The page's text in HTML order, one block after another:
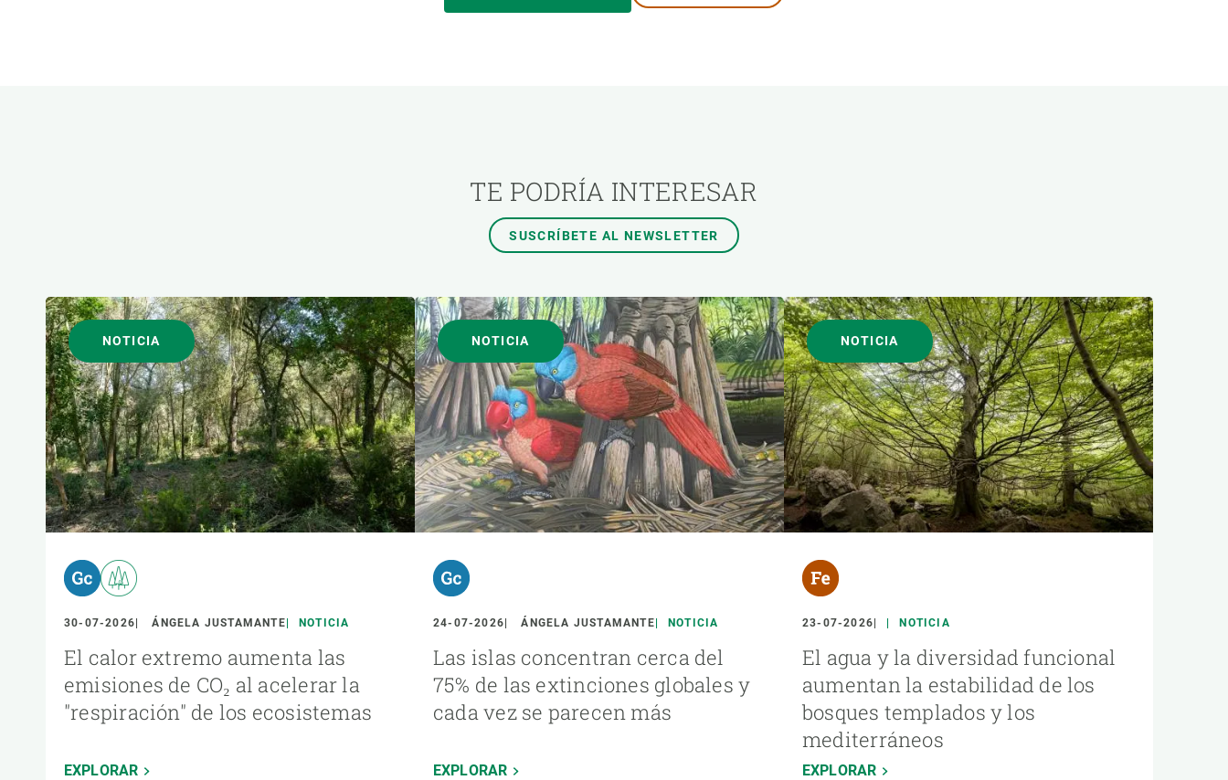
TE PODRÍA INTERESAR
SUSCRÍBETE AL NEWSLETTER
NOTICIA
30-07-2026 ÁNGELA JUSTAMANTE NOTICIA
El calor extremo aumenta las
emisiones de CO₂ al acelerar la
"respiración" de los ecosistemas
EXPLORAR
NOTICIA
24-07-2026 ÁNGELA JUSTAMANTE NOTICIA
Las islas concentran cerca del
75% de las extinciones globales y
cada vez se parecen más
EXPLORAR
NOTICIA
23-07-2026 NOTICIA
El agua y la diversidad funcional
aumentan la estabilidad de los
bosques templados y los
mediterráneos
EXPLORAR